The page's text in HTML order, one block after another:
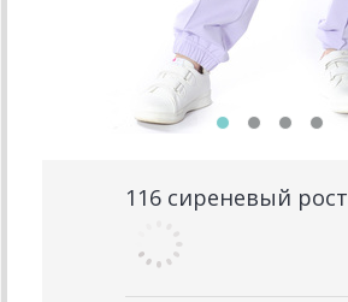
116 сиреневый рост